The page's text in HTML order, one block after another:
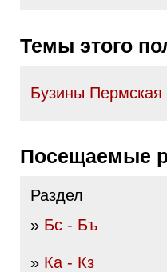
Темы этого
Бузины Пермская
Посещаемые
Раздел
» Бс - Бъ
» Ка - Кз